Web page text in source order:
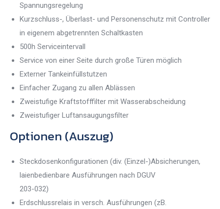
Spannungsregelung
Kurzschluss-, Überlast- und Personenschutz mit Controller
in eigenem abgetrennten Schaltkasten
500h Serviceintervall
Service von einer Seite durch große Türen möglich
Externer Tankeinfüllstutzen
Einfacher Zugang zu allen Ablässen
Zweistufige Kraftstofffilter mit Wasserabscheidung
Zweistufiger Luftansaugungsfilter
Optionen (Auszug)
Steckdosenkonfigurationen (div. (Einzel-)Absicherungen,
laienbedienbare Ausführungen nach DGUV
203-032)
Erdschlussrelais in versch. Ausführungen (zB.